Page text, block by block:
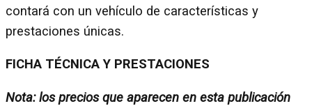
contará con un vehículo de características y
prestaciones únicas.
FICHA TÉCNICA Y PRESTACIONES
Nota: los precios que aparecen en esta publicación